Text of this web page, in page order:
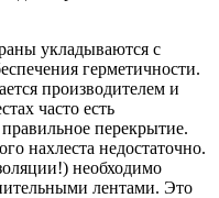
укладываются с
герметичности.
производителем и
часто есть
перекрытие.
нахлеста недостаточно.
необходимо
лентами. Это